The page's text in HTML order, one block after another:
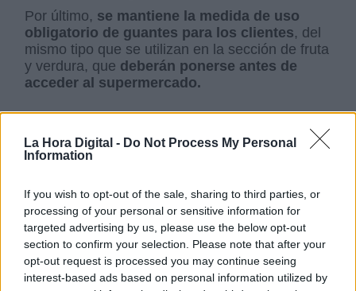
La Hora Digital - Do Not Process My Personal
Information
If you wish to opt-out of the sale, sharing to third parties, or
processing of your personal or sensitive information for
targeted advertising by us, please use the below opt-out
section to confirm your selection. Please note that after your
opt-out request is processed you may continue seeing
interest-based ads based on personal information utilized by
Por último, se mantiene la medida de uso
obligatorio de guantes para los clientes, del
mismo tipo que se utilizan en la sección de fruta
y verdura, que deberán ponerse antes de
acceder al supermercado.
control del coronavirus
Comercio EPIS
mascarillas
NOTICIAS RELACIONADAS